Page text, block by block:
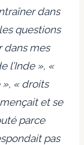
dans
questions
dans mes
l’Inde », «
« droits
et se
parce
pas